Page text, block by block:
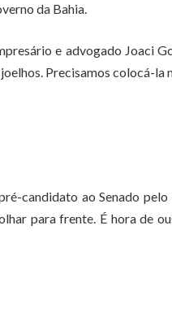
da Bahia.
e advogado Joaci
Precisamos colocá-la
candidato ao Senado
para frente. É hora de